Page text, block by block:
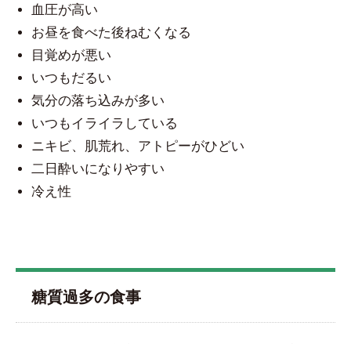
血圧が高い
お昼を食べた後ねむくなる
目覚めが悪い
いつもだるい
気分の落ち込みが多い
いつもイライラしている
ニキビ、肌荒れ、アトピーがひどい
二日酔いになりやすい
冷え性
糖質過多の食事